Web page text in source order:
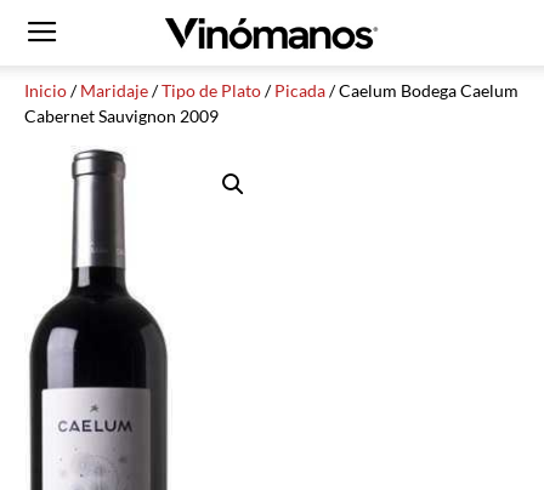
Inicio/Maridaje/Tipo de Plato/Picada/ Caelum Bodega Caelum
Cabernet Sauvignon 2009